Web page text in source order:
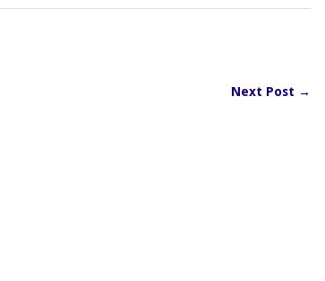
Next Post →